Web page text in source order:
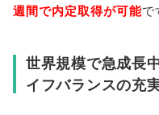
週間で内定取得が可能で
世界規模で急成長
イフバランスの充